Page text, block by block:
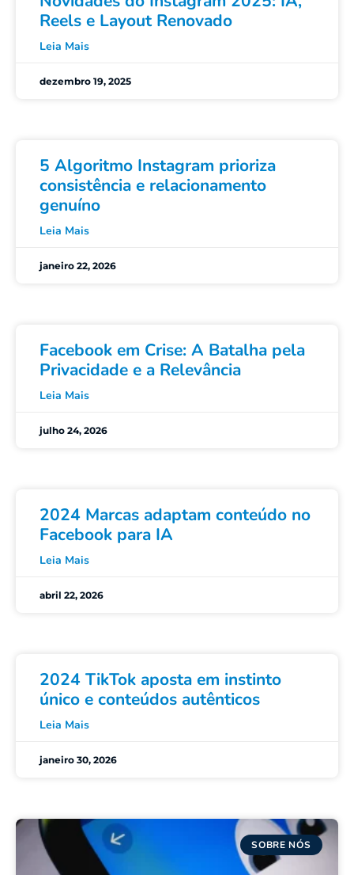
Reels e Layout Renovado
Leia Mais
dezembro 19, 2025
5 Algoritmo Instagram prioriza
consistência e relacionamento
genuíno
Leia Mais
janeiro 22, 2026
Facebook em Crise: A Batalha pela
Privacidade e a Relevância
Leia Mais
julho 24, 2026
2024 Marcas adaptam conteúdo no
Facebook para IA
Leia Mais
abril 22, 2026
2024 TikTok aposta em instinto
único e conteúdos autênticos
Leia Mais
janeiro 30, 2026
SOBRE NÓS